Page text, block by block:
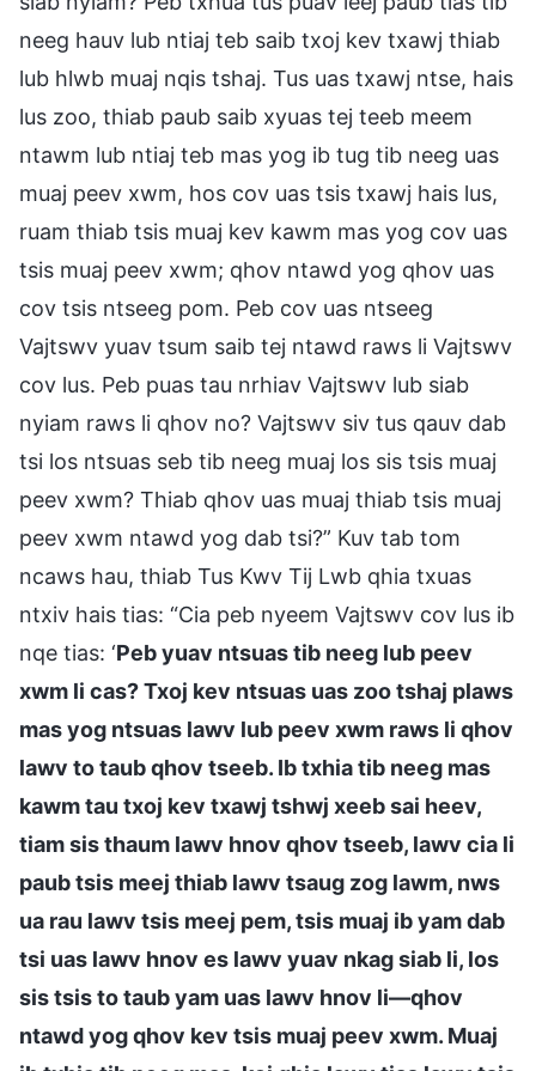
neeg hauv lub ntiaj teb saib txoj kev txawj thiab
lub hlwb muaj nqis tshaj. Tus uas txawj ntse, hais
lus zoo, thiab paub saib xyuas tej teeb meem
ntawm lub ntiaj teb mas yog ib tug tib neeg uas
muaj peev xwm, hos cov uas tsis txawj hais lus,
ruam thiab tsis muaj kev kawm mas yog cov uas
tsis muaj peev xwm; qhov ntawd yog qhov uas
cov tsis ntseeg pom. Peb cov uas ntseeg
Vajtswv yuav tsum saib tej ntawd raws li Vajtswv
cov lus. Peb puas tau nrhiav Vajtswv lub siab
nyiam raws li qhov no? Vajtswv siv tus qauv dab
tsi los ntsuas seb tib neeg muaj los sis tsis muaj
peev xwm? Thiab qhov uas muaj thiab tsis muaj
peev xwm ntawd yog dab tsi?” Kuv tab tom
ncaws hau, thiab Tus Kwv Tij Lwb qhia txuas
ntxiv hais tias: “Cia peb nyeem Vajtswv cov lus ib
nqe tias: ‘Peb yuav ntsuas tib neeg lub peev
xwm li cas? Txoj kev ntsuas uas zoo tshaj plaws
mas yog ntsuas lawv lub peev xwm raws li qhov
lawv to taub qhov tseeb. Ib txhia tib neeg mas
kawm tau txoj kev txawj tshwj xeeb sai heev,
tiam sis thaum lawv hnov qhov tseeb, lawv cia li
paub tsis meej thiab lawv tsaug zog lawm, nws
ua rau lawv tsis meej pem, tsis muaj ib yam dab
tsi uas lawv hnov es lawv yuav nkag siab li, los
sis tsis to taub yam uas lawv hnov li—qhov
ntawd yog qhov kev tsis muaj peev xwm. Muaj